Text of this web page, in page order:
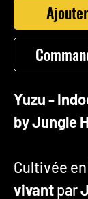
Yuzu -
by Jungle
Cultivée en
vivantpar